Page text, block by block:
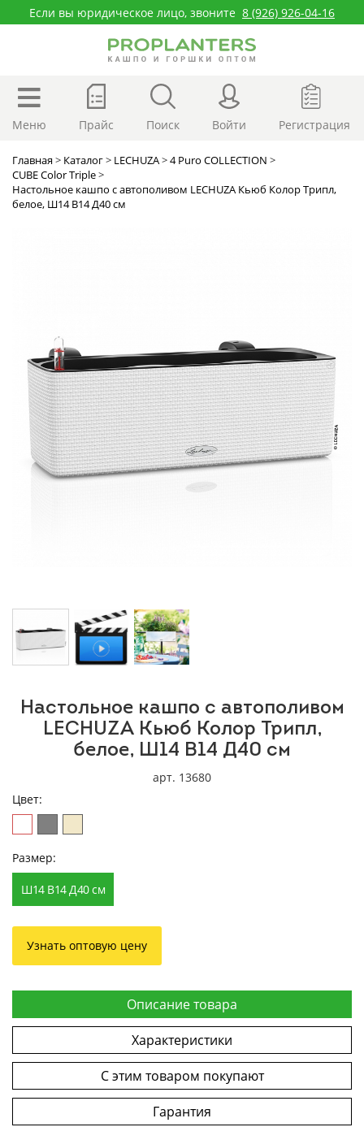
Если вы юридическое лицо, звоните 8 (926) 926-04-16
Меню Прайс Поиск Войти Регистрация
Главная> Каталог> LECHUZA>4 Puro COLLECTION >
CUBE Color Triple>
Настольное кашпо с автополивом LECHUZA Кьюб Колор Трипл,
белое, Ш14 В14 Д40 см
Настольное кашпо с автополивом
LECHUZA Кьюб Колор Трипл,
белое, Ш14 В14 Д40 см
арт. 13680
Цвет:
Размер:
Ш14 В14 Д40 см
Узнать оптовую цену
Описание товара
Характеристики
С этим товаром покупают
Гарантия